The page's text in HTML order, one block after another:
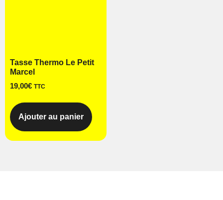
Tasse Thermo Le Petit
Marcel
19,00€ TTC
Ajouter au panier